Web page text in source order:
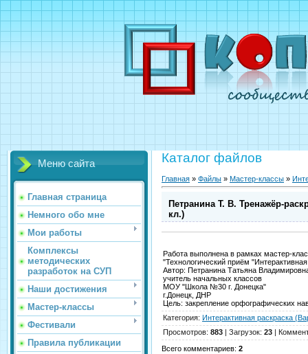
Меню сайта
Главная страница
Немного обо мне
Мои работы
Комплексы
методических
разработок на СУП
Наши достижения
Мастер-классы
Фестивали
Правила публикации
Каталог файлов
Главная » Файлы » Мастер-классы »
Петранина Т. В. Тренажёр-
кл.)
Работа выполнена в рамках мастер-
"Технологический приём
Автор: Петранина Татьяна
учитель начальных классов
МОУ "Школа №30 г. Донецка"
г.Донецк, ДНР
Цель: закрепление орфографических
Категория: Интерактивная раскраска
Просмотров: 883 | Загрузок: 23 |
Всего комментариев: 2